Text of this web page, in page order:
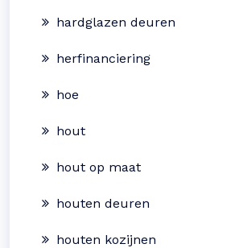
hardglazen deuren
herfinanciering
hoe
hout
hout op maat
houten deuren
houten kozijnen